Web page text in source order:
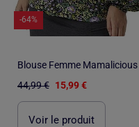
-64%
Blouse Femme Mamalicious
44,99 € 15,99 €
Voir le produit